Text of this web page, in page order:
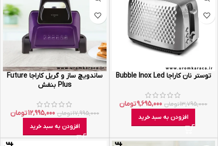
توستر نان کاراجا Bubble Inox Led
13,795,000تومان 9,695,000تومان
افزودن به سبد خرید
ساندویچ ساز و گریل کاراجا Future
Plus بنفش
17,995,000تومان 12,995,000تومان
افزودن به سبد خرید